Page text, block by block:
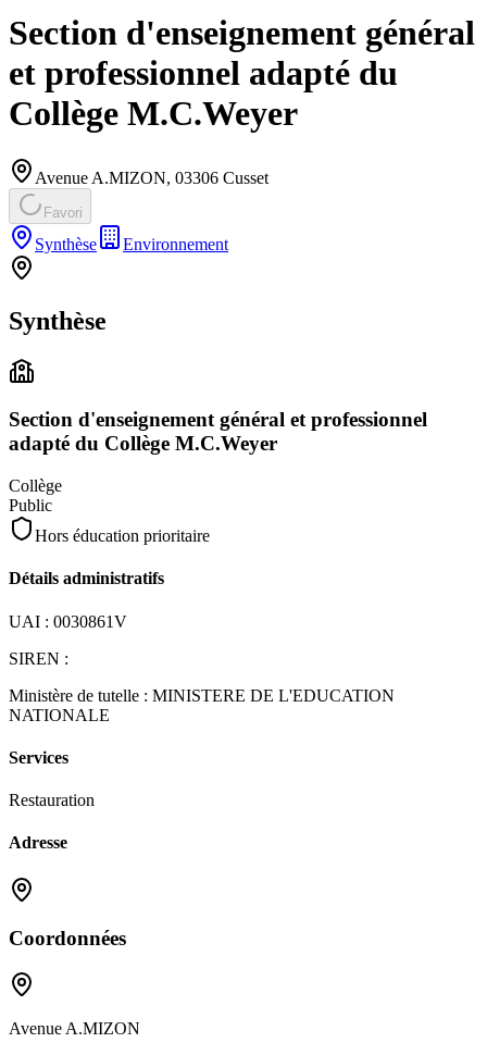
Section d'enseignement général
et professionnel adapté du
Collège M.C.Weyer
Avenue A.MIZON, 03306 Cusset
Favori
Synthèse Environnement
Synthèse
Section d'enseignement général et professionnel
adapté du Collège M.C.Weyer
Collège
Public
Hors éducation prioritaire
Détails administratifs
UAI : 0030861V
SIREN :
Ministère de tutelle : MINISTERE DE L'EDUCATION
NATIONALE
Services
Restauration
Adresse
Coordonnées
Avenue A.MIZON